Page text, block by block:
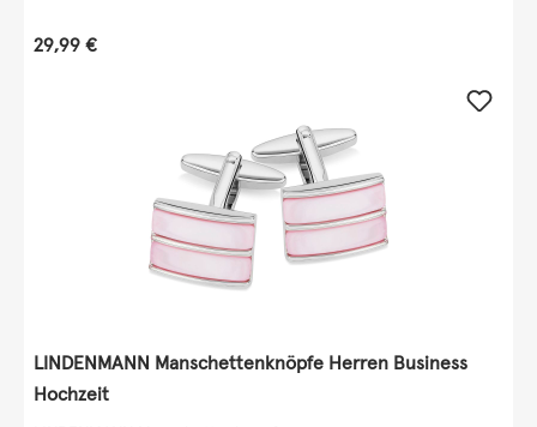
Regulärer Preis:
29,99 €
LINDENMANN Manschettenknöpfe Herren Business
Hochzeit